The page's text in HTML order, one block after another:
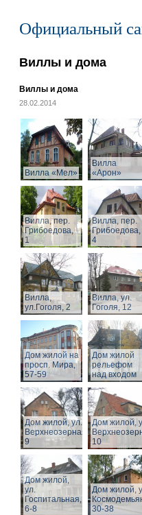
Официальный
Виллы и дома
Виллы и дома
28.02.2014
Вилла «Мел»
Вилла
«Арон»
Вилла, пер.
Грибоедова,
1
Вилла, пер.
Грибоедова,
4
Вилла,
ул.Гоголя, 2
Вилла, ул.
Гоголя, 12
Дом жилой на
просп. Мира,
57-59
Дом жилой
рельефом
над входом
Дом жилой, ул.
Верхнеозерная,
9
Дом жилой,
10
Дом жилой,
ул.
Госпитальная,
6-8
Дом жилой,
30-38